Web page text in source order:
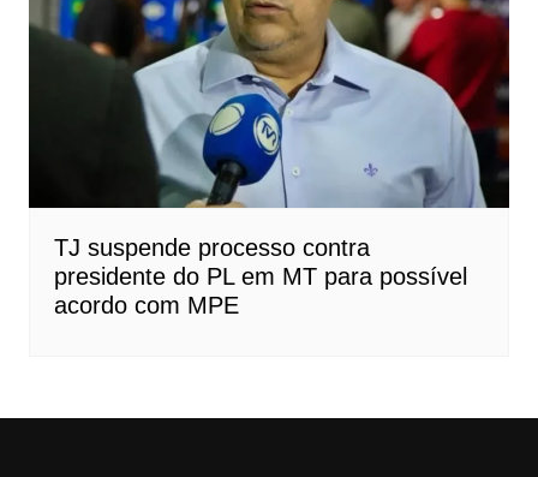
TJ suspende processo contra
presidente do PL em MT para possível
acordo com MPE